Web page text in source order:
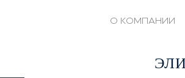
О КОМПАНИИ
+7(495)1428208